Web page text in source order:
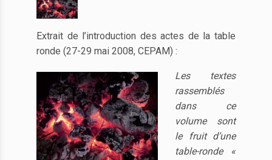
Extrait de l’introduction des actes de la table
ronde (27-29 mai 2008, CEPAM) :
Les textes
rassemblés
dans ce
volume sont
le fruit d’une
table-ronde «